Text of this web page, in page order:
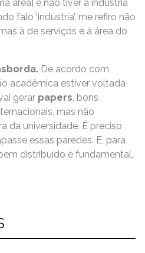
área] e não tiver a indústria
falo ‘indústria’, me refiro não
à de serviços e à área do
De acordo com
acadêmica estiver voltada
gerar papers, bons
mas não
da universidade. É preciso
essas paredes. E, para
distribuído é fundamental,